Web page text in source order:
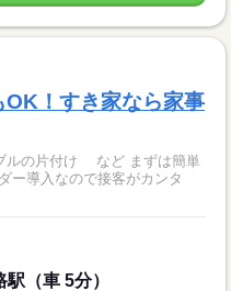
OK！すき家なら家事
ルの片付け など まずは簡単
（車 5分）